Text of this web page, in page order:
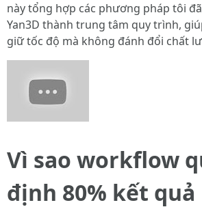
này tổng hợp các phương pháp tôi
Yan3D thành trung tâm quy trình,
giữ tốc độ mà không đánh đổi chất
Vì sao workflow
định 80% kết quả